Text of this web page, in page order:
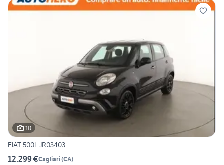
10
FIAT 500L JR03403
12.299 €Cagliari(CA)